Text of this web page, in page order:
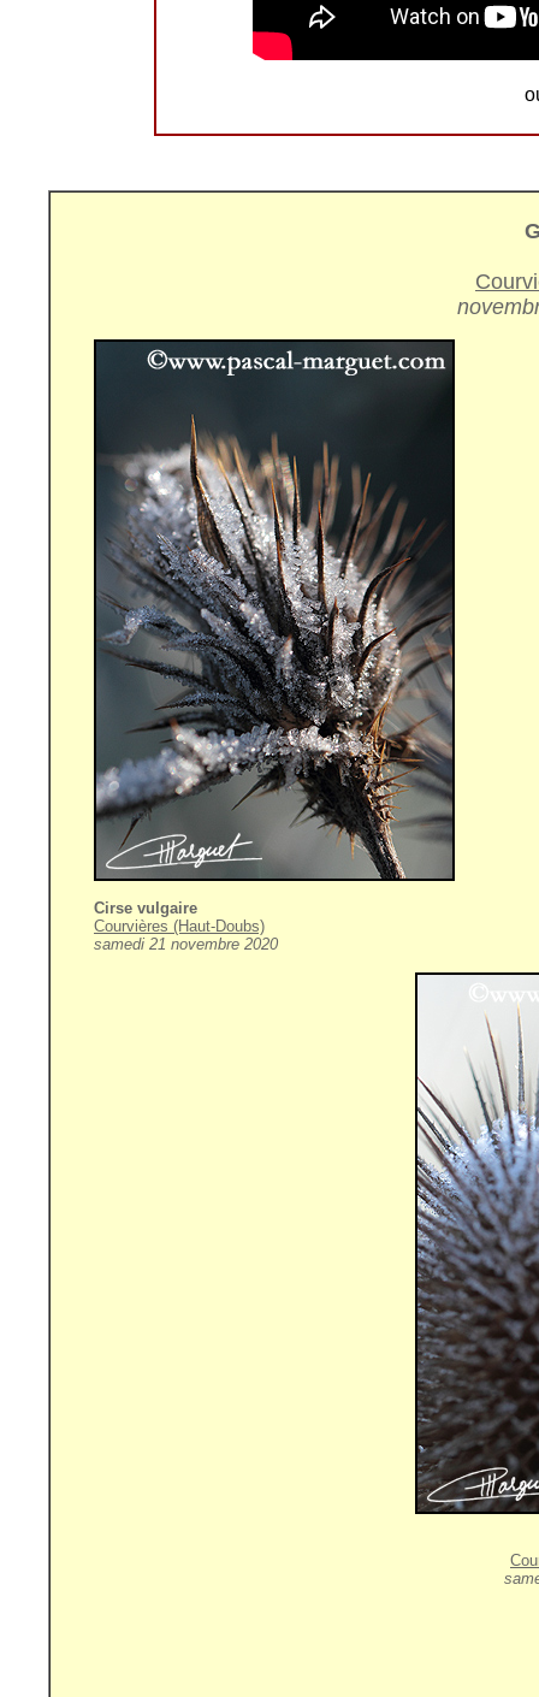
Cirse vulgaire
Courvières (Haut-Doubs)
samedi 21 novembre 2020